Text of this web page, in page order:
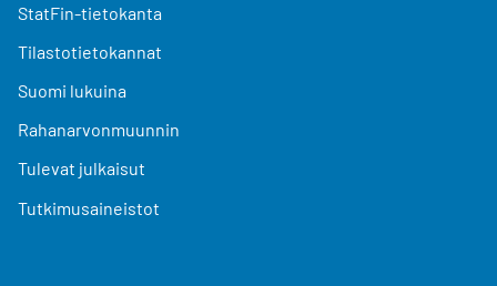
StatFin-tietokanta
Tilastotietokannat
Suomi lukuina
Rahanarvonmuunnin
Tulevat julkaisut
Tutkimusaineistot